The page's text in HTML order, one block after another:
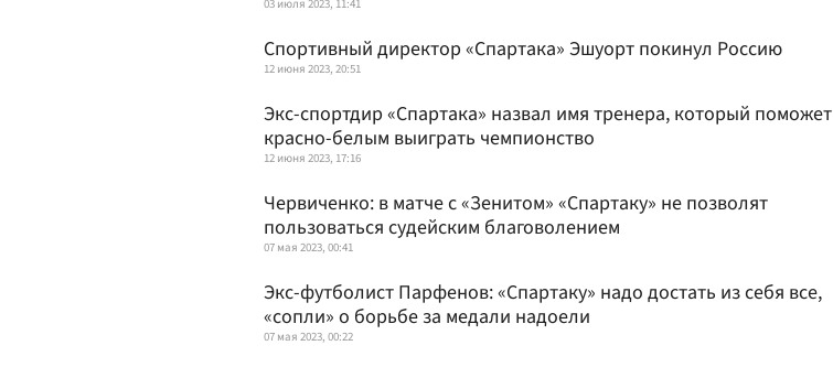
03 июля 2023, 11:41
Спортивный директор «Спартака» Эшуорт покинул Россию
12 июня 2023, 20:51
Экс-спортдир «Спартака» назвал имя тренера, который поможет
красно-белым выиграть чемпионство
12 июня 2023, 17:16
Червиченко: в матче с «Зенитом» «Спартаку» не позволят
пользоваться судейским благоволением
07 мая 2023, 00:41
Экс-футболист Парфенов: «Спартаку» надо достать из себя все,
«сопли» о борьбе за медали надоели
07 мая 2023, 00:22